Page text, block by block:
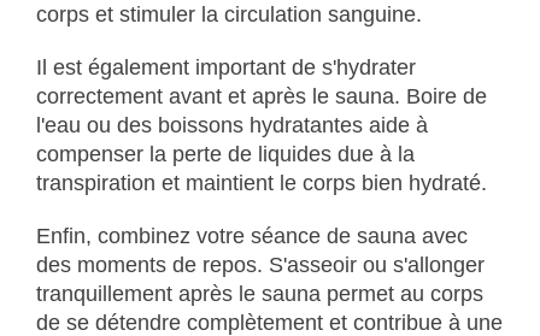
corps et stimuler la circulation sanguine.
Il est également important de s'hydrater
correctement avant et après le sauna. Boire de
l'eau ou des boissons hydratantes aide à
compenser la perte de liquides due à la
transpiration et maintient le corps bien hydraté.
Enfin, combinez votre séance de sauna avec
des moments de repos. S'asseoir ou s'allonger
tranquillement après le sauna permet au corps
de se détendre complètement et contribue à une